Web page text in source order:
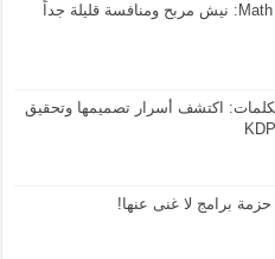
Math Pyramid Puzzle: نيش مربح ومنافسة قليلة جداً
اكتشف أسرار تصميمها وتحقيق
برامج لا غنى عنها!